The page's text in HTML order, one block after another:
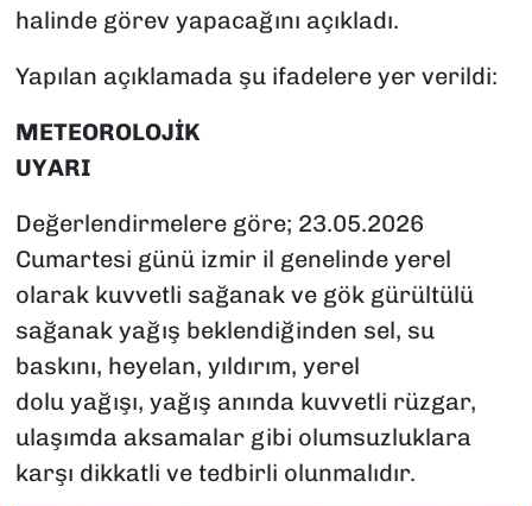
halinde görev yapacağını açıkladı.
Yapılan açıklamada şu ifadelere yer verildi:
METEOROLOJİK
UYARI
Değerlendirmelere göre; 23.05.2026
Cumartesi günü izmir il genelinde yerel
olarak kuvvetli sağanak ve gök gürültülü
sağanak yağış beklendiğinden sel, su
baskını, heyelan, yıldırım, yerel
dolu yağışı, yağış anında kuvvetli rüzgar,
ulaşımda aksamalar gibi olumsuzluklara
karşı dikkatli ve tedbirli olunmalıdır.